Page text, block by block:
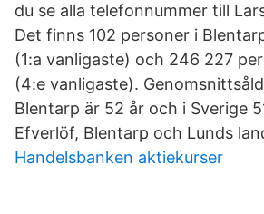
du se alla telefonnummer till
Det finns 102 personer i
(1:a vanligaste) och 246 227
(4:e vanligaste).
Blentarp är 52 år och i Sverige
Efverlöf, Blentarp och Lunds
Handelsbanken aktiekurser